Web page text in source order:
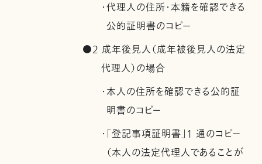
・代理人の住所・本籍を確認できる
公的証明書のコピー
●2 成年後見人（成年被後見人の法定
代理人）の場合
・本人の住所を確認できる公的証
明書のコピー
・「登記事項証明書」1 通のコピー
（本人の法定代理人であることが